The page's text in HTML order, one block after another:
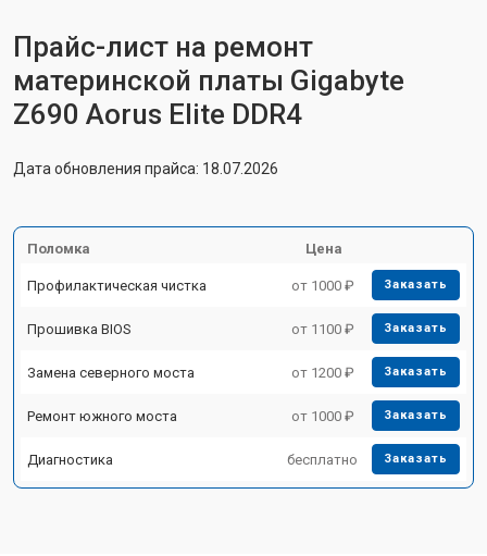
Прайс-лист на ремонт
материнской платы Gigabyte
Z690 Aorus Elite DDR4
Дата обновления прайса: 18.07.2026
Поломка Цена
Профилактическая чистка от 1000 ₽ Заказать
Прошивка BIOS от 1100 ₽ Заказать
Замена северного моста от 1200 ₽ Заказать
Ремонт южного моста от 1000 ₽ Заказать
Диагностика бесплатно Заказать